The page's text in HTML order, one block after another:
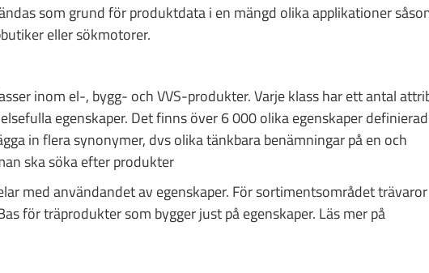
som grund för produktdata i en mängd olika applikationer
eller sökmotorer.
inom el-, bygg- och VVS-produkter. Varje klass har ett antal
egenskaper. Det finns över 6 000 olika egenskaper
in flera synonymer, dvs olika tänkbara benämningar på en och
ska söka efter produkter
med användandet av egenskaper. För sortimentsområdet trävaror
för träprodukter som bygger just på egenskaper. Läs mer på